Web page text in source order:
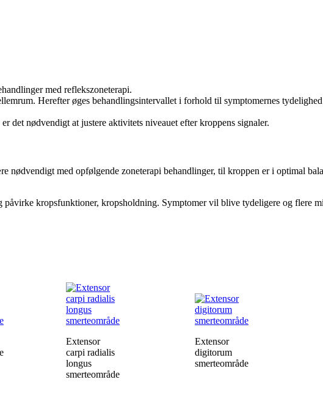
med reflekszoneterapi.
Herefter øges behandlingsintervallet i forhold til symptomernes
det nødvendigt at justere aktivitets niveauet efter kroppens signaler.
nødvendigt med opfølgende zoneterapi behandlinger, til kroppen er i optimal
kropsfunktioner, kropsholdning. Symptomer vil blive tydeligere og flere
Extensor
carpi radialis
longus
smerteområde
Extensor
digitorum
smerteområde